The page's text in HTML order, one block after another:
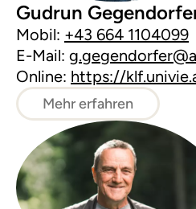
Gudrun
Mobil: +43 664 1104099
E-Mail:
Online: https://
Mehr erfahren